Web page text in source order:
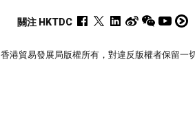
關注 HKTDC
香港貿易發展局版權所有，對違反版權者保留一